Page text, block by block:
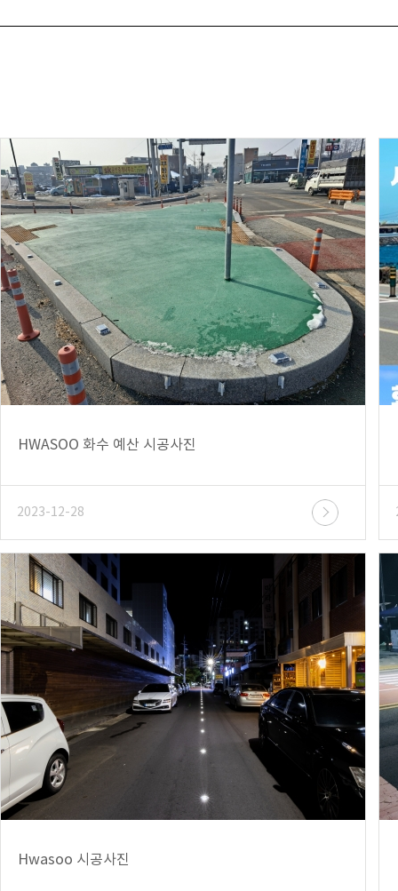
HWASOO 화수 예산 시공사진
2023-12-28
Hwasoo 시공사진